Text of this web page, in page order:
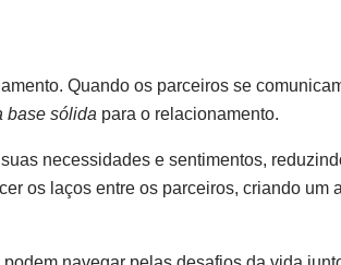
Quando os parceiros se
base sólida para o relacionamento.
necessidades e sentimentos,
os laços entre os parceiros, criando um